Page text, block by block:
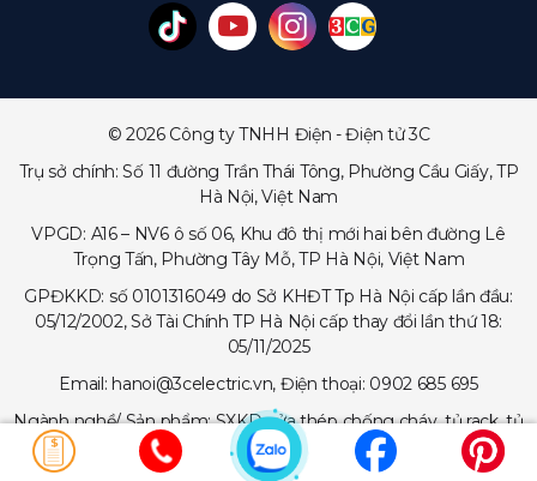
© 2026 Công ty TNHH Điện - Điện tử 3C
Trụ sở chính: Số 11 đường Trần Thái Tông, Phường Cầu Giấy, TP
Hà Nội, Việt Nam
VPGD: A16 – NV6 ô số 06, Khu đô thị mới hai bên đường Lê
Trọng Tấn, Phường Tây Mỗ, TP Hà Nội, Việt Nam
GPĐKKD: số 0101316049 do Sở KHĐT Tp Hà Nội cấp lần đầu:
05/12/2002, Sở Tài Chính TP Hà Nội cấp thay đổi lần thứ 18:
05/11/2025
Email: hanoi@3celectric.vn, Điện thoại: 0902 685 695
Ngành nghề/ Sản phẩm: SXKD cửa thép chống cháy, tủ rack, tủ
trạm viễn thông, tủ điện, thang cáp - máng cáp...